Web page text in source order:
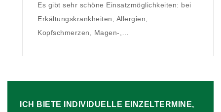
Es gibt sehr schöne Einsatzmöglichkeiten: bei
Erkältungskrankheiten, Allergien,
Kopfschmerzen, Magen-,…
ICH BIETE INDIVIDUELLE EINZELTERMINE,